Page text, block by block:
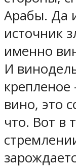
Арабы. Да
источник
именно
И
вино, это
что. Вот в